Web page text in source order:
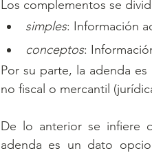
Los complementos se
simples: Información
conceptos:
Por su parte, la adenda
no fiscal o mercantil
De lo anterior se infiere
adenda es un dato